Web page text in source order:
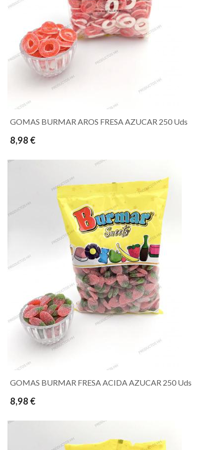
GOMAS BURMAR AROS FRESA AZUCAR 250 Uds
8,98 €
GOMAS BURMAR FRESA ACIDA AZUCAR 250 Uds
8,98 €